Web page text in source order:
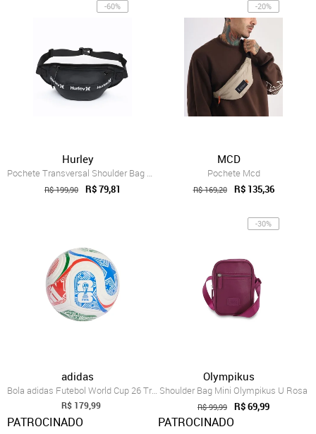
-60%
Hurley
Pochete Transversal Shoulder Bag Hurley ...
R$ 199,90 R$ 79,81
-20%
MCD
Pochete Mcd
R$ 169,20 R$ 135,36
adidas
Bola adidas Futebol World Cup 26 Trionda...
R$ 179,99
PATROCINADO
-30%
Olympikus
Shoulder Bag Mini Olympikus U Rosa
R$ 99,99 R$ 69,99
PATROCINADO